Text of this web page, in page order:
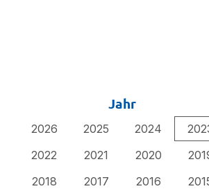
Jahr
2026 2025 2024
2022
2021 2020
2018
2017 2016